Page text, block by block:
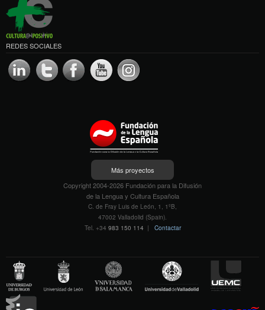
REDES SOCIALES
Más proyectos
Copyright 2004-2026 Fundación para la Difusión
de la Lengua y Cultura Española
C. de Fray Luis de León, 1, 1ºB,
47002 Valladolid (Spain).
Tel. +34 983 150 114 | Contactar